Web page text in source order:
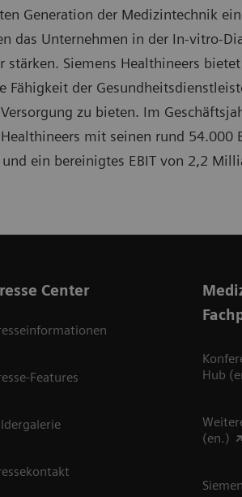
Generation der Medizintechnik
das Unternehmen in der In-vitro-
Siemens Healthineers
der
zu bieten. Im
mit seinen rund
ein bereinigtes EBIT von 2,2
Center
Features
Hub
(en.)